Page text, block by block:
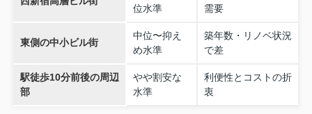
位水準
需要
東側の中小ビル街
中位〜抑え
め水準
築年数・リノベ状況
で差
駅徒歩10分前後の周辺
部
やや割安な
水準
利便性とコストの折
衷